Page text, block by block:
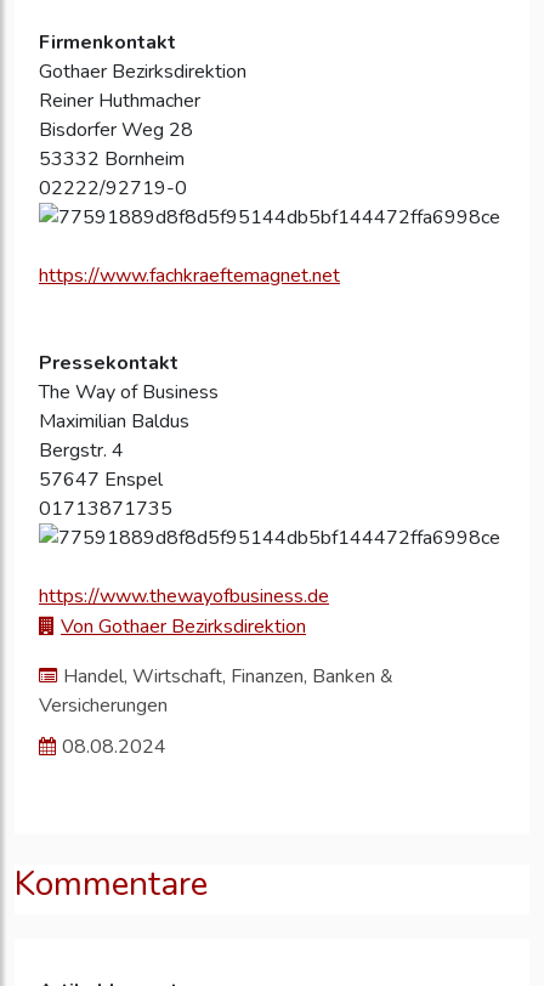
Firmenkontakt
Gothaer Bezirksdirektion
Reiner Huthmacher
Bisdorfer Weg 28
53332 Bornheim
02222/92719-0
https://www.fachkraeftemagnet.net
Pressekontakt
The Way of Business
Maximilian Baldus
Bergstr. 4
57647 Enspel
01713871735
https://www.thewayofbusiness.de
Von Gothaer Bezirksdirektion
Handel, Wirtschaft, Finanzen, Banken &
Versicherungen
08.08.2024
Kommentare